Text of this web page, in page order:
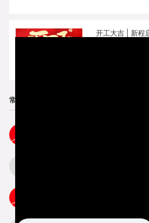
开工大吉 | 新程
常见问题